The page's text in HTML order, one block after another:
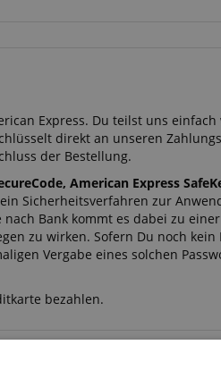
Express. Du teilst uns
direkt an unseren
der Bestellung.
American Express
Sicherheitsverfahren zur
Bank kommt es dabei zu
zu wirken. Sofern Du noch
Vergabe eines solchen
bezahlen.